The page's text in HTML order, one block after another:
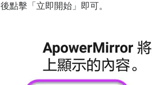
後點擊「立即開始」即可。